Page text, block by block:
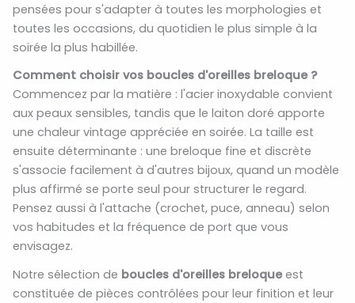
pensées pour s'adapter à toutes les morphologies et
toutes les occasions, du quotidien le plus simple à la
soirée la plus habillée.
Comment choisir vos boucles d'oreilles breloque ?
Commencez par la matière : l'acier inoxydable convient
aux peaux sensibles, tandis que le laiton doré apporte
une chaleur vintage appréciée en soirée. La taille est
ensuite déterminante : une breloque fine et discrète
s'associe facilement à d'autres bijoux, quand un modèle
plus affirmé se porte seul pour structurer le regard.
Pensez aussi à l'attache (crochet, puce, anneau) selon
vos habitudes et la fréquence de port que vous
envisagez.
Notre sélection de boucles d'oreilles breloqueest
constituée de pièces contrôlées pour leur finition et leur